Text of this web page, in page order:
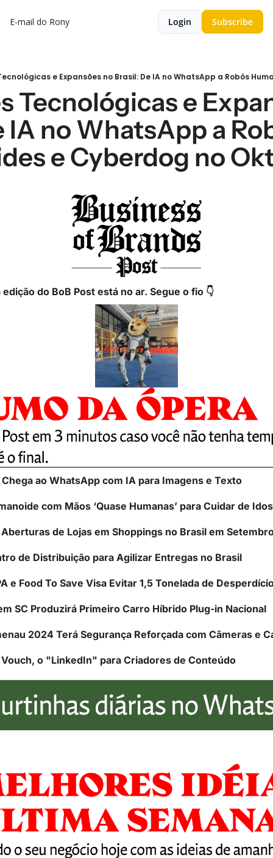
E-mail do Rony Login Subscribe
Tecnológicas e
IA no WhatsApp a
e Cyberdog no
do BoB Post está no ar. Segue o fio 👇
ao WhatsApp com IA para Imagens e Texto
com Mãos ‘Quase Humanas’ para Cuidar de
de Lojas em Shoppings no Brasil em
de Distribuição para Agilizar Entregas no Brasil
e Food To Save Visa Evitar 1,5 Tonelada de
SC Produzirá Primeiro Carro Híbrido Plug-in Nacional
2024 Terá Segurança Reforçada com Câmeras e
o "LinkedIn" para Criadores de Conteúdo